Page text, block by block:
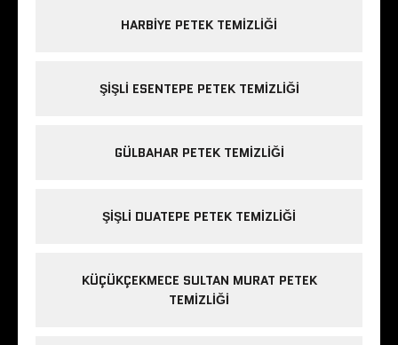
HARBIYE PETEK TEMIZLIĞI
ŞIŞLI ESENTEPE PETEK TEMIZLIĞI
GÜLBAHAR PETEK TEMIZLIĞI
ŞIŞLI DUATEPE PETEK TEMIZLIĞI
KÜÇÜKÇEKMECE SULTAN MURAT PETEK
TEMIZLIĞI